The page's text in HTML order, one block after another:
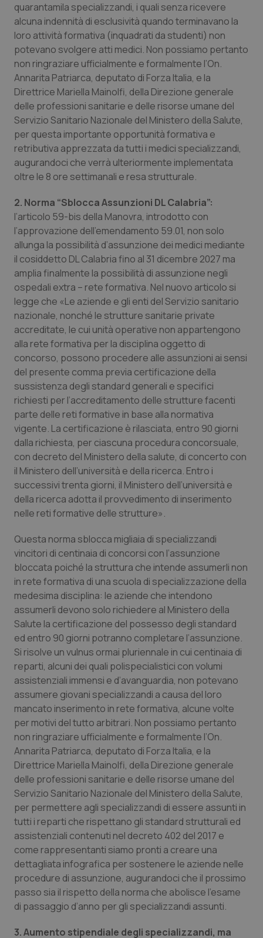
Lazio
Liguria
Lombardia
Marche
Molise
Piemonte
Provincia Autonoma di Bolzano
Provincia Autonoma di Trento
Puglia
Sardegna
Sicilia
Toscana
Umbria
Valle D’Aosta
Veneto
Diabete & glucometri
Disturbi dell’umore
Dolore
Donna & Salute
Epatiti
HIV
Infezioni & Febbre
Ipertensione & Scompenso
Malattie rare
Malattia di Crohn & Rettocolite Ulcerosa
Neuroscienze & patologie neurodegenerative
Obesità
Oftalmologia
Oncodermatologia
Oncoematologia
Oncologia & Nutrizione
Psoriasi & pelle
Quotidiano Cardiologia
Quotidiano Chirurgia
Quotidiano Oncologia
Quotidiano Pediatria
Rene & patologie urogenitali
Salute orale & impianti
Sangue & coagulazione
Tiroide
Tumore al seno
Tumore ovarico
Tumori del Polmone & Testa Collo
Tumori gastrointestinali
Ulcera & Reflusso
Vaccini
quarantamila specializzandi, i quali senza ricevere
alcuna indennità di esclusività quando terminavano la
loro attività formativa (inquadrati da studenti) non
potevano svolgere atti medici. Non possiamo pertanto
non ringraziare ufficialmente e formalmente l’On.
Annarita Patriarca, deputato di Forza Italia, e la
Direttrice Mariella Mainolfi, della Direzione generale
delle professioni sanitarie e delle risorse umane del
Servizio Sanitario Nazionale del Ministero della Salute,
per questa importante opportunità formativa e
retributiva apprezzata da tutti i medici specializzandi,
augurandoci che verrà ulteriormente implementata
oltre le 8 ore settimanali e resa strutturale.
2. Norma “Sblocca Assunzioni DL Calabria”:
l’articolo 59-bis della Manovra, introdotto con
l’approvazione dell’emendamento 59.01, non solo
allunga la possibilità d’assunzione dei medici mediante
il cosiddetto DL Calabria fino al 31 dicembre 2027 ma
amplia finalmente la possibilità di assunzione negli
ospedali extra – rete formativa. Nel nuovo articolo si
legge che «Le aziende e gli enti del Servizio sanitario
nazionale, nonché le strutture sanitarie private
accreditate, le cui unità operative non appartengono
alla rete formativa per la disciplina oggetto di
concorso, possono procedere alle assunzioni ai sensi
del presente comma previa certificazione della
sussistenza degli standard generali e specifici
richiesti per l’accreditamento delle strutture facenti
parte delle reti formative in base alla normativa
vigente. La certificazione è rilasciata, entro 90 giorni
dalla richiesta, per ciascuna procedura concorsuale,
con decreto del Ministero della salute, di concerto con
il Ministero dell’università e della ricerca. Entro i
successivi trenta giorni, il Ministero dell’università e
della ricerca adotta il provvedimento di inserimento
nelle reti formative delle strutture».
Questa norma sblocca migliaia di specializzandi
vincitori di centinaia di concorsi con l’assunzione
bloccata poiché la struttura che intende assumerli non
in rete formativa di una scuola di specializzazione della
medesima disciplina: le aziende che intendono
assumerli devono solo richiedere al Ministero della
Salute la certificazione del possesso degli standard
ed entro 90 giorni potranno completare l’assunzione.
Si risolve un vulnus ormai pluriennale in cui centinaia di
reparti, alcuni dei quali polispecialistici con volumi
assistenziali immensi e d’avanguardia, non potevano
assumere giovani specializzandi a causa del loro
mancato inserimento in rete formativa, alcune volte
per motivi del tutto arbitrari. Non possiamo pertanto
non ringraziare ufficialmente e formalmente l’On.
Annarita Patriarca, deputato di Forza Italia, e la
Direttrice Mariella Mainolfi, della Direzione generale
delle professioni sanitarie e delle risorse umane del
Servizio Sanitario Nazionale del Ministero della Salute,
per permettere agli specializzandi di essere assunti in
tutti i reparti che rispettano gli standard strutturali ed
assistenziali contenuti nel decreto 402 del 2017 e
come rappresentanti siamo pronti a creare una
dettagliata infografica per sostenere le aziende nelle
procedure di assunzione, augurandoci che il prossimo
passo sia il rispetto della norma che abolisce l’esame
di passaggio d’anno per gli specializzandi assunti.
3. Aumento stipendiale degli specializzandi, ma